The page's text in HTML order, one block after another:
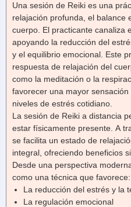
Una sesión de Reiki es una
relajación profunda, el balance
cuerpo. El practicante canaliza
apoyando la reducción del
y el equilibrio emocional. Este
respuesta de relajación del
como la meditación o la
favorecer una mayor
niveles de estrés cotidiano.
La sesión de Reiki a distancia
estar físicamente presente. A
se facilita un estado de
integral, ofreciendo beneficios
Desde una perspectiva
como una técnica que favorece:
La reducción del estrés y la
La regulación emocional